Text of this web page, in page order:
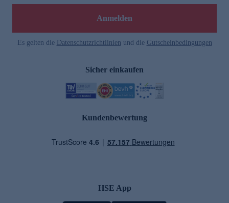
Anmelden
Es gelten die Datenschutzrichtlinien und die Gutscheinbedingungen
Sicher einkaufen
Kundenbewertung
HSE App